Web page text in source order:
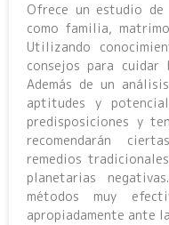
Ofrece un estudio
como familia,
Utilizando
consejos para
Además de un
aptitudes y
predisposiciones y
recomendarán
remedios
planetarias
métodos muy
apropiadamente ante